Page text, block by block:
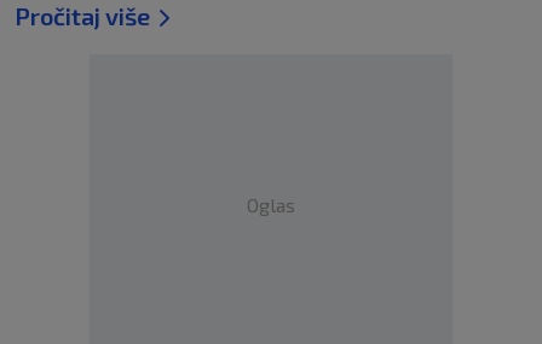
Pročitaj više
Oglas